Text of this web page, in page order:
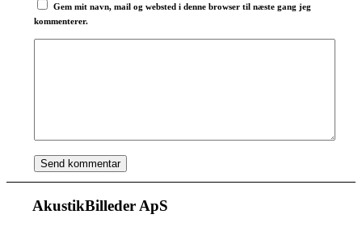
Gem mit navn, mail og websted i denne browser til næste gang jeg
kommenterer.
AkustikBilleder ApS